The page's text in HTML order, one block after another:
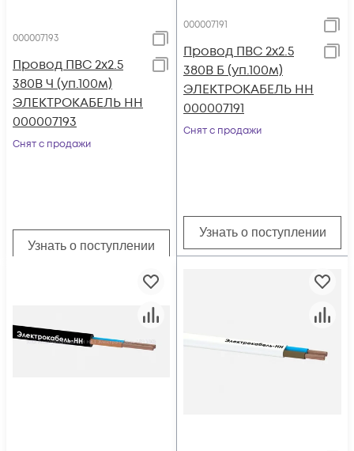
000007193
Провод ПВС 2х2.5
380В Ч (уп.100м)
ЭЛЕКТРОКАБЕЛЬ НН
000007193
Снят с продажи
Узнать о поступлении
000007191
Провод ПВС 2х2.5
380В Б (уп.100м)
ЭЛЕКТРОКАБЕЛЬ НН
000007191
Снят с продажи
Узнать о поступлении